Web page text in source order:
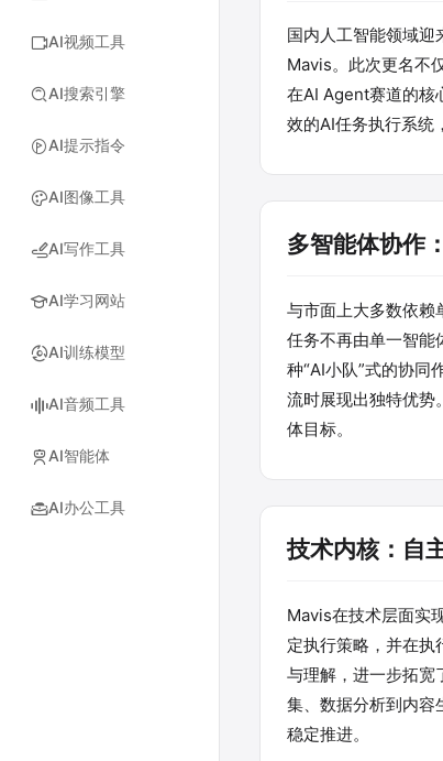
AI视频工具
AI搜索引擎
AI提示指令
AI图像工具
AI写作工具
AI学习网站
AI训练模型
AI音频工具
AI智能体
AI办公工具
国内人工智能领域
Mavis。此次更名不
在AI Agent赛道的核
效的AI任务执行系统
多智能体协作
与市面上大多数依赖
任务不再由单一智能
种“AI小队”式的协同
流时展现出独特优势
体目标。
技术内核：自
Mavis在技术层面实
定执行策略，并在
与理解，进一步拓宽
集、数据分析到内容
稳定推进。